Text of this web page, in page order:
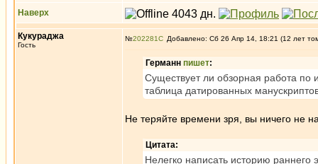
Наверх
Кукураджа
Гость
№202281 Добавлено: Сб 26 Апр 14, 18:21 (12 лет
Германн пишет:
Существует ли обзорная работа
таблица датированных
Не теряйте времени зря, вы ничего не
Цитата:
Нелегко написать историю раннего